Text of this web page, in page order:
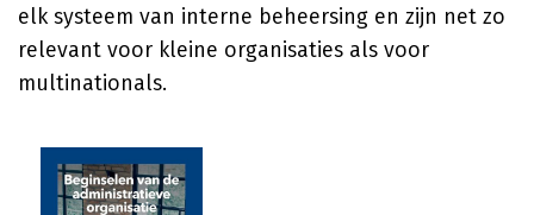
elk systeem van interne beheersing en zijn net zo
relevant voor kleine organisaties als voor
multinationals.